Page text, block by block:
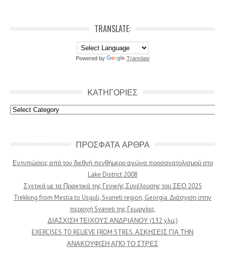
TRANSLATE:
Powered by Translate
ΚΑΤΗΓΟΡΙΕΣ
Κατηγοριες
ΠΡΟΣΦΑΤΑ ΑΡΘΡΑ
Εντυπώσεις από τον διεθνή πενθήμερο αγώνα προσανατολισμού στο
Lake District 2008
Σχετικά με τα Πρακτικά της Γενικής Συνέλευσης του ΣΕΟ 2025
Trekking from Mestia to Usguli, Svaneti region, Georgia. Διάσχιση στην
περιοχή Svaneti της Γεωργίας.
ΔΙΑΣΧΙΣΗ ΤΕΙΧΟΥΣ ΑΝΔΡΙΑΝΟΥ (132 χλμ.)
EXERCISES TO RELIEVE FROM STRES. ΑΣΚΗΣΕΙΣ ΓΙΑ ΤΗΝ
ΑΝΑΚΟΥΦΙΣΗ ΑΠΟ ΤΟ ΣΤΡΕΣ